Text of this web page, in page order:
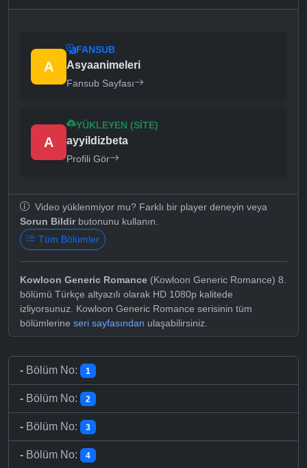
A
FANSUB
Asyaanimeleri
Fansub Sayfası
A
YÜKLEYEN (SITE)
ayyildizbeta
Profili Gör
Video yüklenmiyor mu? Farklı bir player deneyin veya
Sorun Bildirbutonunu kullanın.
Tüm Bölümler
Kowloon Generic Romance (Kowloon Generic Romance) 8.
bölümü Türkçe altyazılı olarak HD 1080p kalitede
izliyorsunuz. Kowloon Generic Romance serisinin tüm
bölümlerine seri sayfasından ulaşabilirsiniz.
- Bölüm No: 1
- Bölüm No: 2
- Bölüm No: 3
- Bölüm No: 4